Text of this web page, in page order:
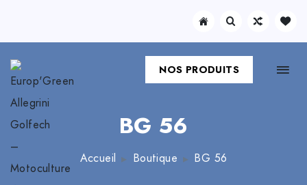
NOS PRODUITS
BG 56
Accueil Boutique BG 56